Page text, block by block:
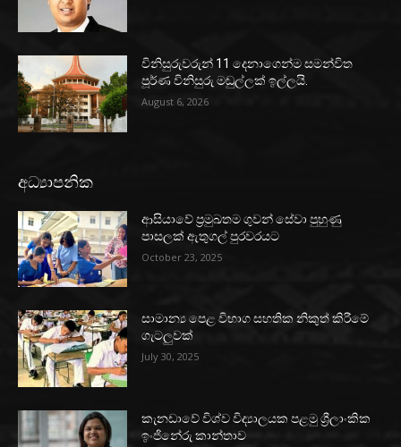
විනිසුරුවරුන් 11 දෙනාගෙන්ම සමන්විත
පූර්ණ විනිසුරු මඬුල්ලක් ඉල්ලයි.
August 6, 2026
අධ්‍යාපනික
ආසියාවේ ප්‍රමුඛතම ගුවන් සේවා පුහුණු
පාසලක් ඇතුගල් පුරවරයට
October 23, 2025
සාමාන්‍ය පෙළ විභාග සහතික නිකුත් කිරීමේ
ගැටලුවක්
July 30, 2025
කැනඩාවේ විශ්ව විද්‍යාලයක පළමු ශ්‍රීලාංකික
ඉංජිනේරු කාන්තාව